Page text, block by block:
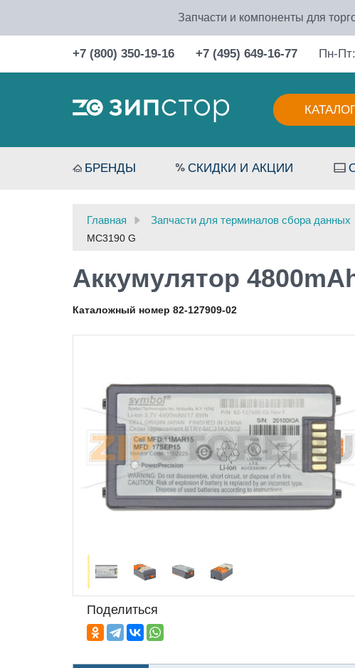
Запчасти и компоненты для
+7 (800) 350-19-16 +7 (495) 649-16-77 Пн-
БРЕНДЫ СКИДКИ И АКЦИИ
Главная Запчасти для терминалов сбора данных
MC3190 G
Аккумулятор
Каталожный номер 82-127909-02
Поделиться